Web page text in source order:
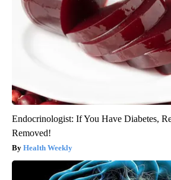
Endocrinologist: If You Have Diabetes,
Removed!
Health Weekly